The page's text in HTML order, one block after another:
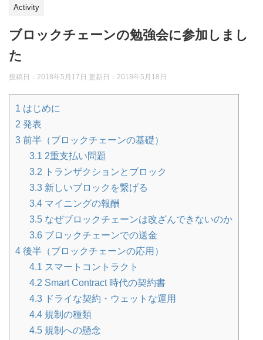
Activity
ブロックチェーンの勉強会に参加しまし
た
投稿日：2018年5月17日 更新日： 2018年5月18日
1 はじめに
2 発表
3 前半（ブロックチェーンの基礎）
3.1 2重支払い問題
3.2 トランザクションとブロック
3.3 新しいブロックを繋げる
3.4 マイニングの報酬
3.5 なぜブロックチェーンは改ざんできないのか
3.6 ブロックチェーンでの送金
4 後半（ブロックチェーンの応用）
4.1 スマートコントラクト
4.2 Smart Contract 時代の契約書
4.3 ドライな契約・ウェットな運用
4.4 規制の種類
4.5 規制への懸念